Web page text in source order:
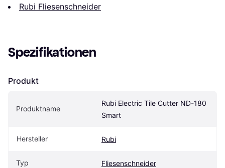
Rubi Fliesenschneider
Spezifikationen
Produkt
Produktname
Rubi Electric Tile Cutter ND-180
Smart
Hersteller Rubi
Typ Fliesenschneider